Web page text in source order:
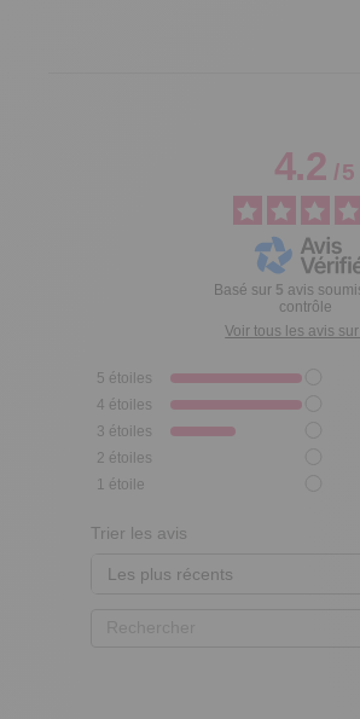
4.2/5
Basé sur 5 avis
contrôle
Voir tous les avis
5 étoiles
4 étoiles
3 étoiles
2 étoiles
1 étoile
Trier les avis